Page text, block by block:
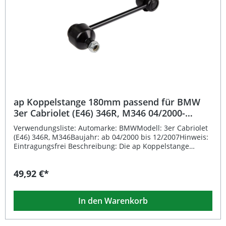
ap Koppelstange 180mm passend für BMW
3er Cabriolet (E46) 346R, M346 04/2000-
12/2007
Verwendungsliste: Automarke: BMWModell: 3er Cabriolet
(E46) 346R, M346Baujahr: ab 04/2000 bis 12/2007Hinweis:
Eintragungsfrei Beschreibung: Die ap Koppelstange
entwickelt wurde. Sie sorgt für eine präzise Verbindung
Fahrstabilität und das Kurvenverhalten spürbar
verbessert werden. Dank der fahrzeugspezifischen
Konstruktion ist eine einfache Montage ohne zusätzliche
Anpassungen möglich. Durch die robuste Verarbeitung
49,92 €*
In den Warenkorb